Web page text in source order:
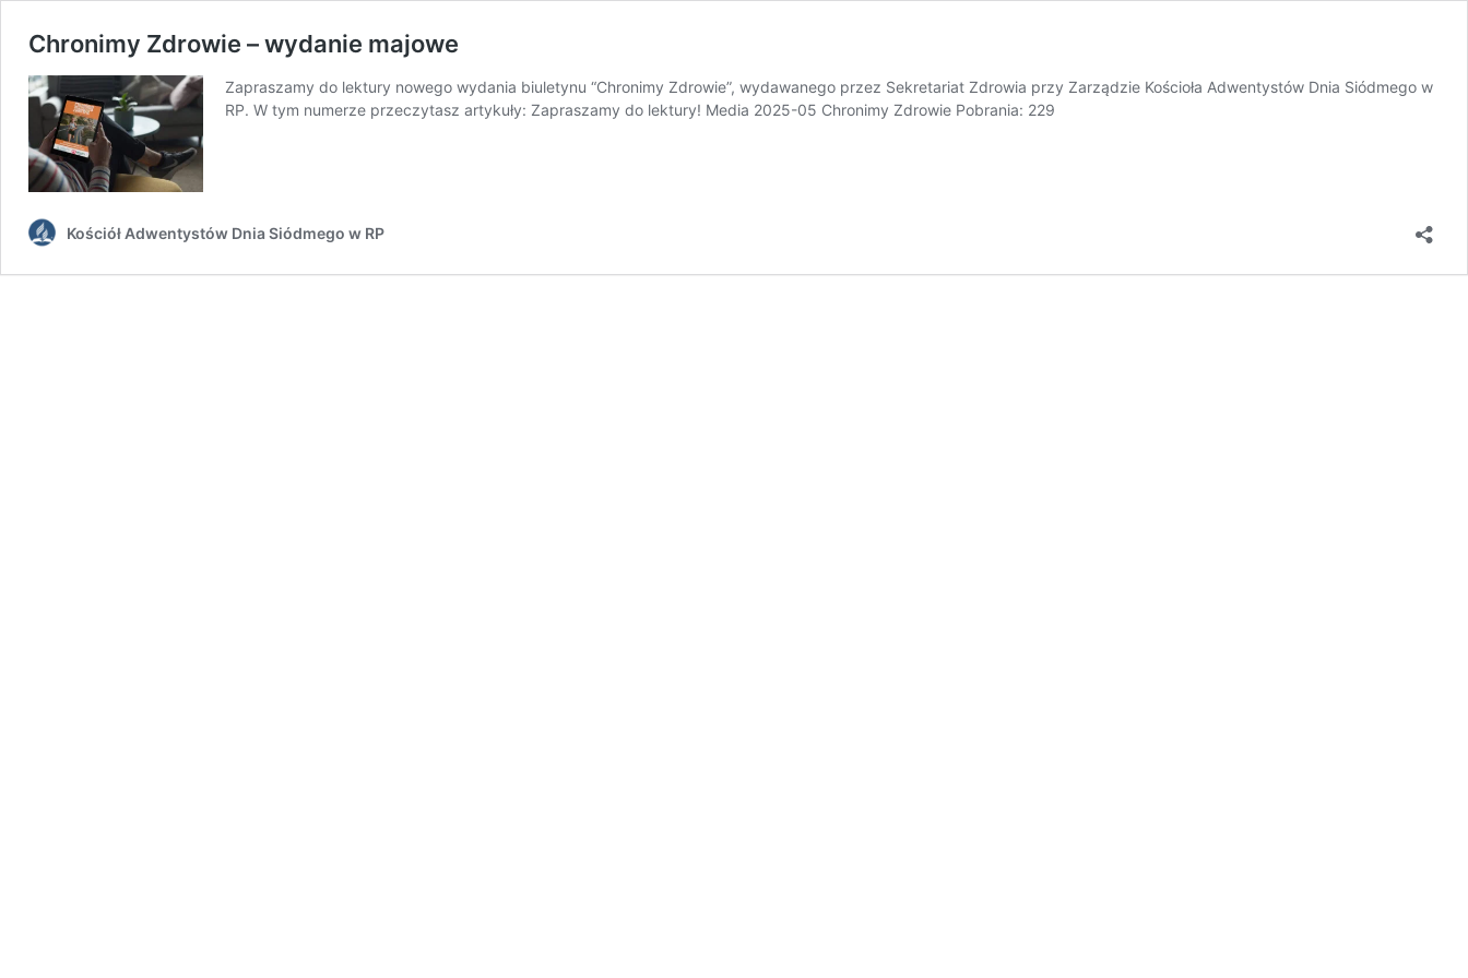
Chronimy Zdrowie – wydanie majowe
Zapraszamy do lektury nowego wydania biuletynu “Chronimy Zdrowie”, wydawanego przez Sekretariat Zdrowia przy Zarządzie Kościoła Adwentystów Dnia Siódmego w
RP. W tym numerze przeczytasz artykuły: Zapraszamy do lektury! Media 2025-05 Chronimy Zdrowie Pobrania: 229
Kościół Adwentystów Dnia Siódmego w RP